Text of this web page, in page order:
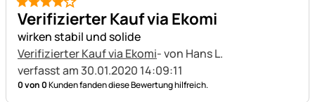
4 von 5
Verifizierter Kauf via Ekomi
wirken stabil und solide
Verifizierter Kauf via Ekomi- von Hans L.
verfasst am 30.01.2020 14:09:11
0 von 0Kunden fanden diese Bewertung hilfreich.